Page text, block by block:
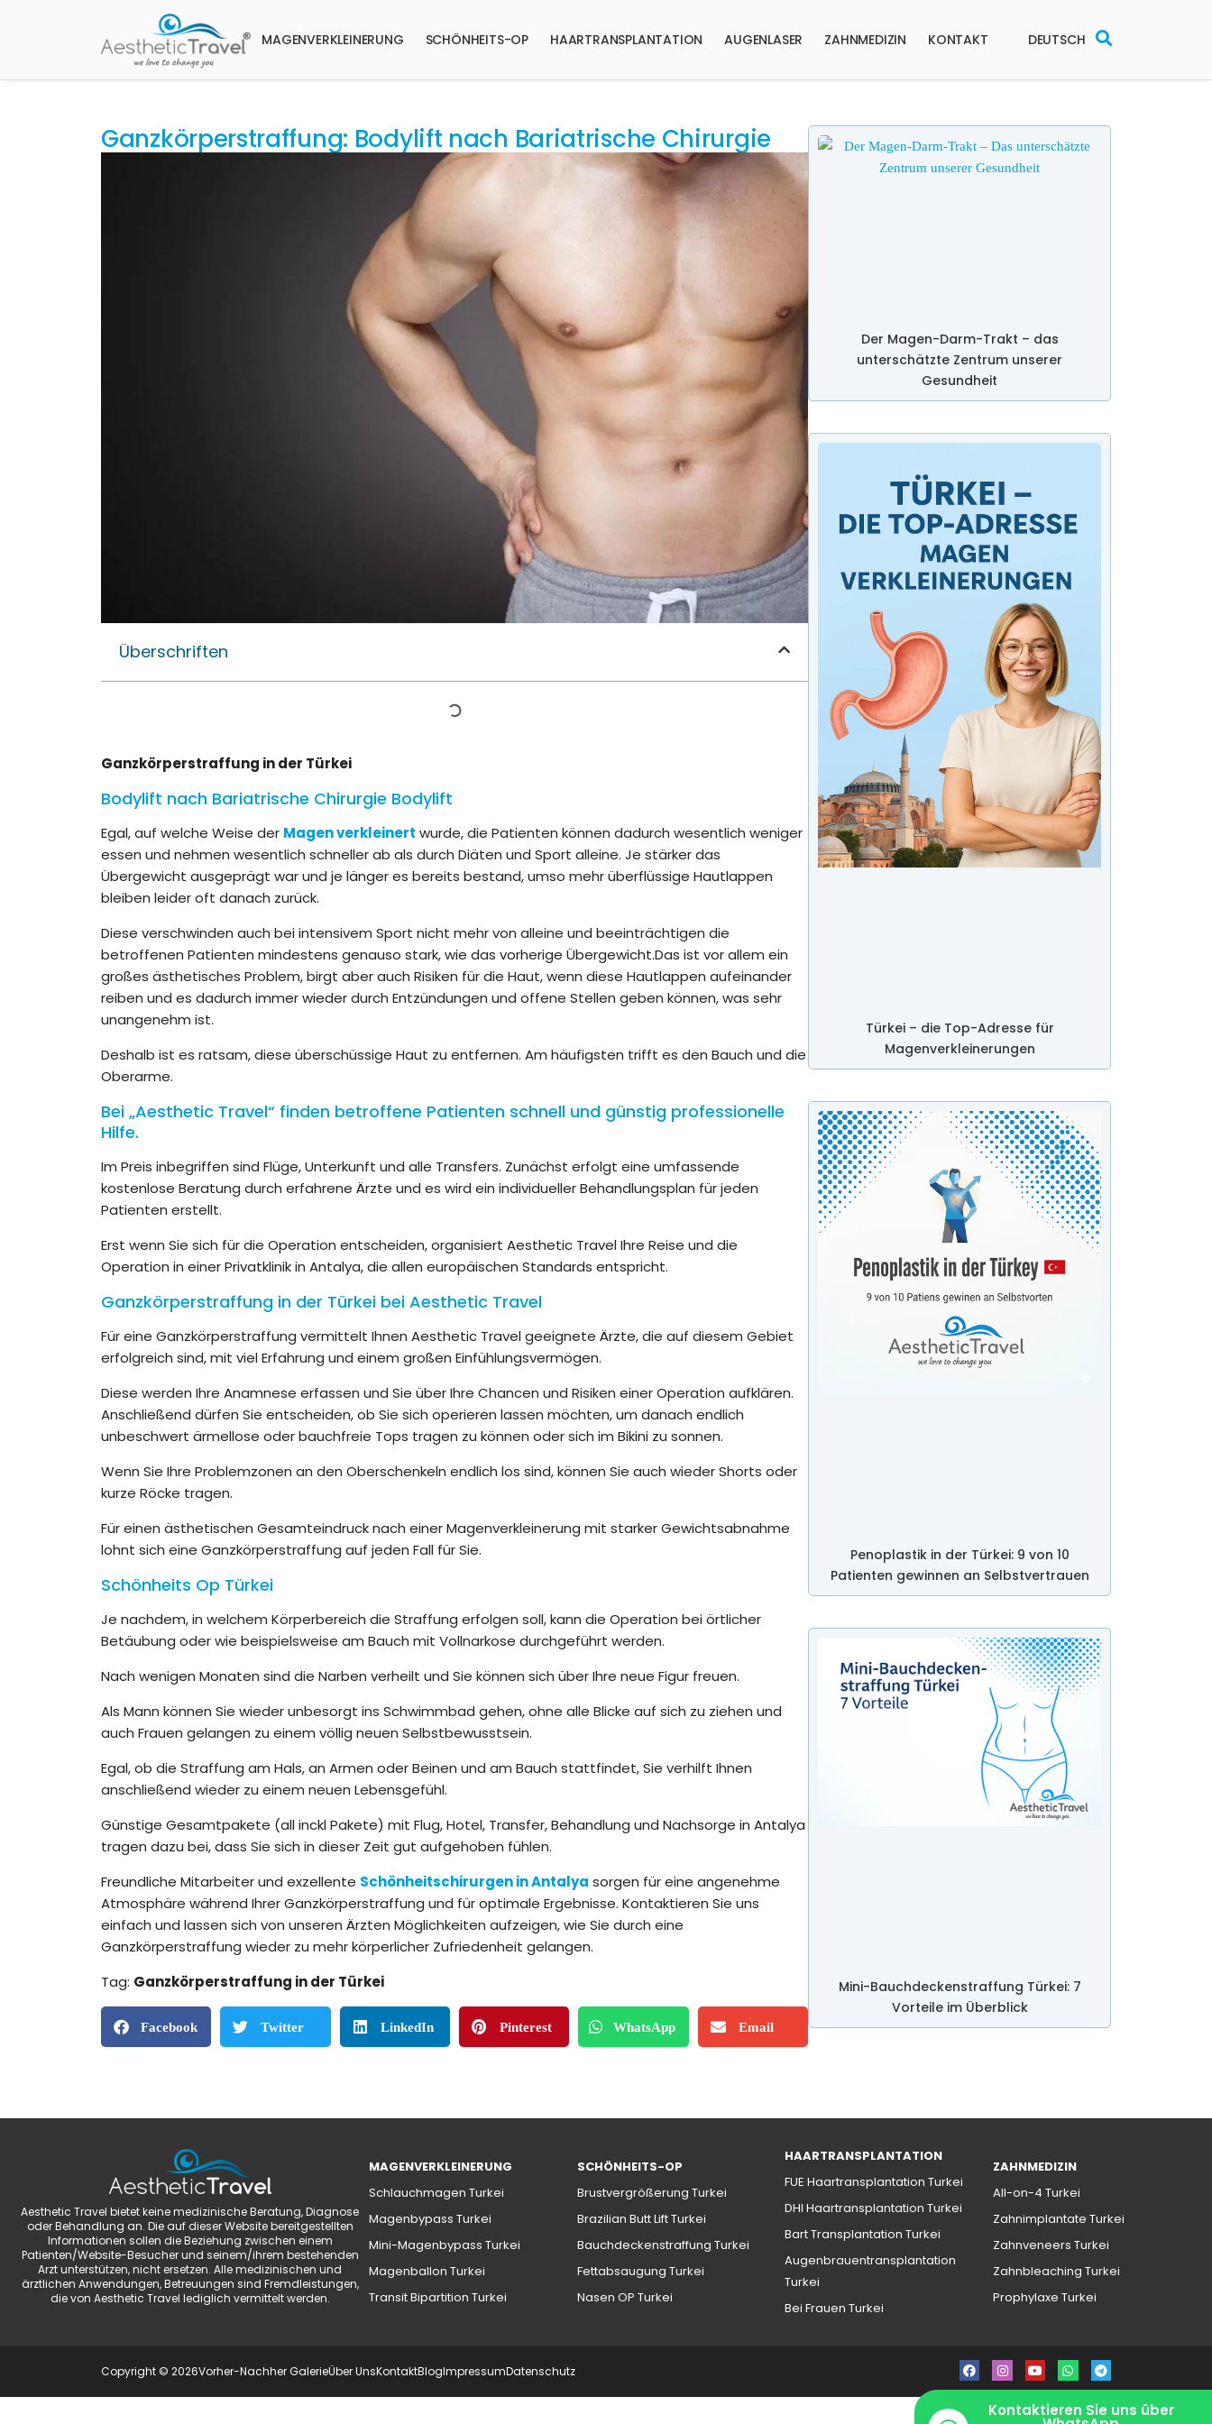
MAGENVERKLEINERUNG SCHÖNHEITS-OP HAARTRANSPLANTATION AUGENLASER ZAHNMEDIZIN KONTAKT DEUTSCH
Ganzkörperstraffung: Bodylift nach Bariatrische Chirurgie
Überschriften
Ganzkörperstraffung in der Türkei
Bodylift nach Bariatrische Chirurgie Bodylift
Egal, auf welche Weise der Magen verkleinert wurde, die Patienten können dadurch wesentlich weniger
essen und nehmen wesentlich schneller ab als durch Diäten und Sport alleine. Je stärker das
Übergewicht ausgeprägt war und je länger es bereits bestand, umso mehr überflüssige Hautlappen
bleiben leider oft danach zurück.
Diese verschwinden auch bei intensivem Sport nicht mehr von alleine und beeinträchtigen die
betroffenen Patienten mindestens genauso stark, wie das vorherige Übergewicht.Das ist vor allem ein
großes ästhetisches Problem, birgt aber auch Risiken für die Haut, wenn diese Hautlappen aufeinander
reiben und es dadurch immer wieder durch Entzündungen und offene Stellen geben können, was sehr
unangenehm ist.
Deshalb ist es ratsam, diese überschüssige Haut zu entfernen. Am häufigsten trifft es den Bauch und die
Oberarme.
Bei „Aesthetic Travel“ finden betroffene Patienten schnell und günstig professionelle
Hilfe.
Im Preis inbegriffen sind Flüge, Unterkunft und alle Transfers. Zunächst erfolgt eine umfassende
kostenlose Beratung durch erfahrene Ärzte und es wird ein individueller Behandlungsplan für jeden
Patienten erstellt.
Erst wenn Sie sich für die Operation entscheiden, organisiert Aesthetic Travel Ihre Reise und die
Operation in einer Privatklinik in Antalya, die allen europäischen Standards entspricht.
Ganzkörperstraffung in der Türkei bei Aesthetic Travel
Für eine Ganzkörperstraffung vermittelt Ihnen Aesthetic Travel geeignete Ärzte, die auf diesem Gebiet
erfolgreich sind, mit viel Erfahrung und einem großen Einfühlungsvermögen.
Diese werden Ihre Anamnese erfassen und Sie über Ihre Chancen und Risiken einer Operation aufklären.
Anschließend dürfen Sie entscheiden, ob Sie sich operieren lassen möchten, um danach endlich
unbeschwert ärmellose oder bauchfreie Tops tragen zu können oder sich im Bikini zu sonnen.
Wenn Sie Ihre Problemzonen an den Oberschenkeln endlich los sind, können Sie auch wieder Shorts oder
kurze Röcke tragen.
Für einen ästhetischen Gesamteindruck nach einer Magenverkleinerung mit starker Gewichtsabnahme
lohnt sich eine Ganzkörperstraffung auf jeden Fall für Sie.
Schönheits Op Türkei
Je nachdem, in welchem Körperbereich die Straffung erfolgen soll, kann die Operation bei örtlicher
Betäubung oder wie beispielsweise am Bauch mit Vollnarkose durchgeführt werden.
Nach wenigen Monaten sind die Narben verheilt und Sie können sich über Ihre neue Figur freuen.
Als Mann können Sie wieder unbesorgt ins Schwimmbad gehen, ohne alle Blicke auf sich zu ziehen und
auch Frauen gelangen zu einem völlig neuen Selbstbewusstsein.
Egal, ob die Straffung am Hals, an Armen oder Beinen und am Bauch stattfindet, Sie verhilft Ihnen
anschließend wieder zu einem neuen Lebensgefühl.
Günstige Gesamtpakete (all inckl Pakete) mit Flug, Hotel, Transfer, Behandlung und Nachsorge in Antalya
tragen dazu bei, dass Sie sich in dieser Zeit gut aufgehoben fühlen.
Freundliche Mitarbeiter und exzellente Schönheitschirurgen in Antalya sorgen für eine angenehme
Atmosphäre während Ihrer Ganzkörperstraffung und für optimale Ergebnisse. Kontaktieren Sie uns
einfach und lassen sich von unseren Ärzten Möglichkeiten aufzeigen, wie Sie durch eine
Ganzkörperstraffung wieder zu mehr körperlicher Zufriedenheit gelangen.
Tag: Ganzkörperstraffung in der Türkei
Facebook Twitter LinkedIn Pinterest WhatsApp Email
Der Magen-Darm-Trakt – das
unterschätzte Zentrum unserer
Gesundheit
Türkei – die Top-Adresse für
Magenverkleinerungen
Penoplastik in der Türkei: 9 von 10
Patienten gewinnen an Selbstvertrauen
Mini-Bauchdeckenstraffung Türkei: 7
Vorteile im Überblick
Aesthetic Travel bietet keine medizinische Beratung, Diagnose
oder Behandlung an. Die auf dieser Website bereitgestellten
Informationen sollen die Beziehung zwischen einem
Patienten/Website-Besucher und seinem/ihrem bestehenden
Arzt unterstützen, nicht ersetzen. Alle medizinischen und
ärztlichen Anwendungen, Betreuungen sind Fremdleistungen,
die von Aesthetic Travel lediglich vermittelt werden.
MAGENVERKLEINERUNG
Schlauchmagen Turkei
Magenbypass Turkei
Mini-Magenbypass Turkei
Magenballon Turkei
Transit Bipartition Turkei
SCHÖNHEITS-OP
Brustvergrößerung Turkei
Brazilian Butt Lift Turkei
Bauchdeckenstraffung Turkei
Fettabsaugung Turkei
Nasen OP Turkei
HAARTRANSPLANTATION
FUE Haartransplantation Turkei
DHI Haartransplantation Turkei
Bart Transplantation Turkei
Augenbrauentransplantation
Turkei
Bei Frauen Turkei
ZAHNMEDIZIN
All-on-4 Turkei
Zahnimplantate Turkei
Zahnveneers Turkei
Zahnbleaching Turkei
Prophylaxe Turkei
Copyright © 2026Vorher-Nachher GalerieÜber UnsKontaktBlogImpressumDatenschutz
Kontaktieren Sie uns über